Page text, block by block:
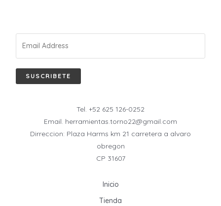
SUSCRIBETE
Tel. +52 625 126-0252
Email. herramientas.torno22@gmail.com
Dirreccion: Plaza Harms km 21 carretera a alvaro
obregon
CP 31607
Inicio
Tienda